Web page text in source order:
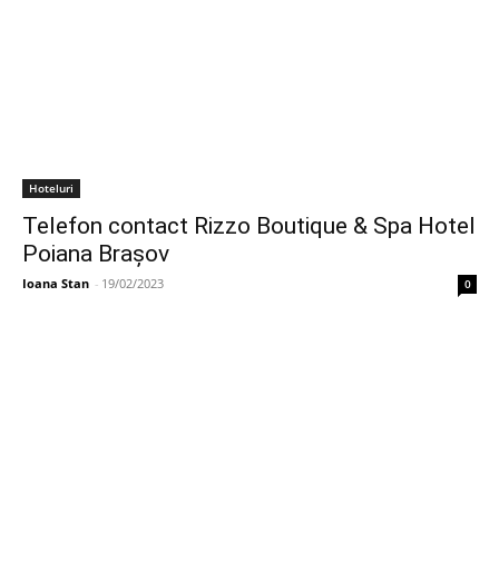
Hoteluri
Telefon contact Rizzo Boutique & Spa Hotel
Poiana Brașov
Ioana Stan - 19/02/2023 0